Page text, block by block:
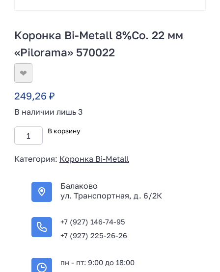
Коронка Bi-Metall 8%Co. 22 мм
«Pilorama» 570022
❤
249,26 ₽
В наличии лишь 3
В корзину
Категория: Коронка Bi-Metall
Балаково
ул. Транспортная, д. 6/2К
+7 (927) 146-74-95
+7 (927) 225-26-26
пн - пт: 9:00 до 18:00